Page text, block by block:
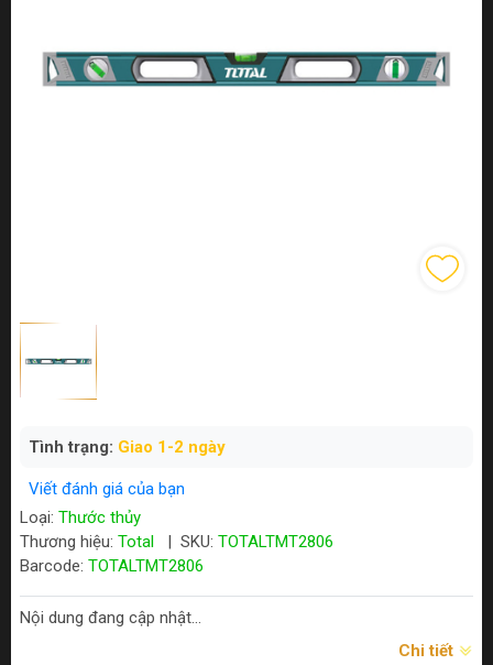
Tình trạng: Giao 1-2 ngày
Viết đánh giá của bạn
Loại: Thước thủy
Thương hiệu: Total SKU: TOTALTMT2806
Barcode: TOTALTMT2806
Nội dung đang cập nhật...
Chi tiết